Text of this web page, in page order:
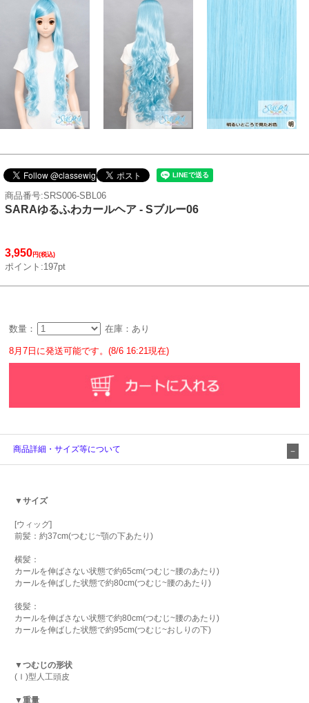
商品番号:SRS006-SBL06
SARAゆるふわカールヘア - Sブルー06
3,950円(税込)
ポイント:197pt
数量： 在庫：あり
8月7日に発送可能です。(8/6 16:21現在)
商品詳細・サイズ等について
▼サイズ
[ウィッグ]
前髪：約37cm(つむじ~顎の下あたり)
横髪：
カールを伸ばさない状態で約65cm(つむじ~腰のあたり)
カールを伸ばした状態で約80cm(つむじ~腰のあたり)
後髪：
カールを伸ばさない状態で約80cm(つむじ~腰のあたり)
カールを伸ばした状態で約95cm(つむじ~おしりの下)
▼つむじの形状
(Ｉ)型人工頭皮
▼重量